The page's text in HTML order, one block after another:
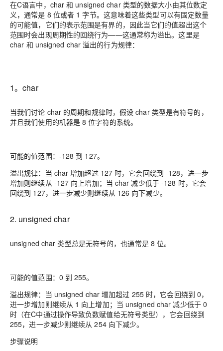
在C语言中，char 和 unsigned char 类型的数据大小由其位数定
义，通常是 8 位或者 1 字节。这意味着这些类型可以有固定数量
的可能值，它们的表示范围是有界的，因此当它们的值超出这个
范围时会出现周期性的回绕行为——这通常称为溢出。这里是
char 和 unsigned char 溢出的行为规律：
1。char
当我们讨论 char 的周期和规律时，假设 char 类型是有符号的，
并且我们使用的机器是 8 位字符的系统。
可能的值范围：-128 到 127。
溢出规律：当 char 增加超过 127 时，它会回绕到 -128，进一步
增加则继续从 -127 向上增加；当 char 减少低于 -128 时，它会
回绕到 127，进一步减少则继续从 126 向下减少。
2. unsigned char
unsigned char 类型总是无符号的，也通常是 8 位。
可能的值范围：0 到 255。
溢出规律：当 unsigned char 增加超过 255 时，它会回绕到 0，
进一步增加则继续从 1 向上增加；当 unsigned char 减少低于 0
时（在C中通过操作导致负数赋值给无符号类型），它会回绕到
255，进一步减少则继续从 254 向下减少。
步骤说明